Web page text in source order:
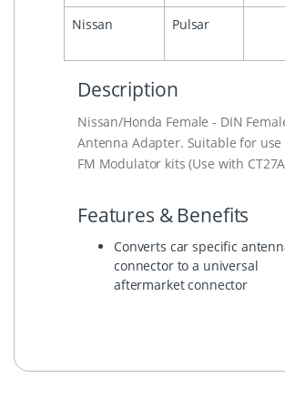
Nissan Pulsar
Description
Nissan/Honda Female - DIN
Antenna Adapter. Suitable for
FM Modulator kits (Use with
Features & Benefits
Converts car specific
connector to a universal
aftermarket connector